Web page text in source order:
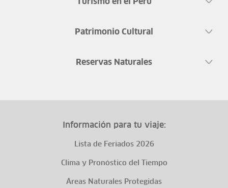
Patrimonio Cultural
Reservas Naturales
Información para tu viaje:
Lista de Feriados 2026
Clima y Pronóstico del Tiempo
Áreas Naturales Protegidas